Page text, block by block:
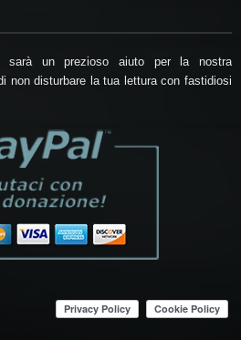
sarà un prezioso aiuto per la nostra
non disturbare la tua lettura con fastidiosi